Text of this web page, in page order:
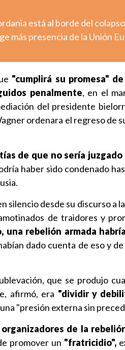
está al borde del
más presencia de la Unión
"cumplirá su promesa"
penalmente, en el
del presidente
ordenara el regreso de
de que no sería
haber sido condenado
silencio desde su discurso a
de traidores y
una rebelión armada
dado cuenta de eso y
que se produjo
afirmó, era "dividir y
"presión externa sin
de la
promover un "fratricidio",